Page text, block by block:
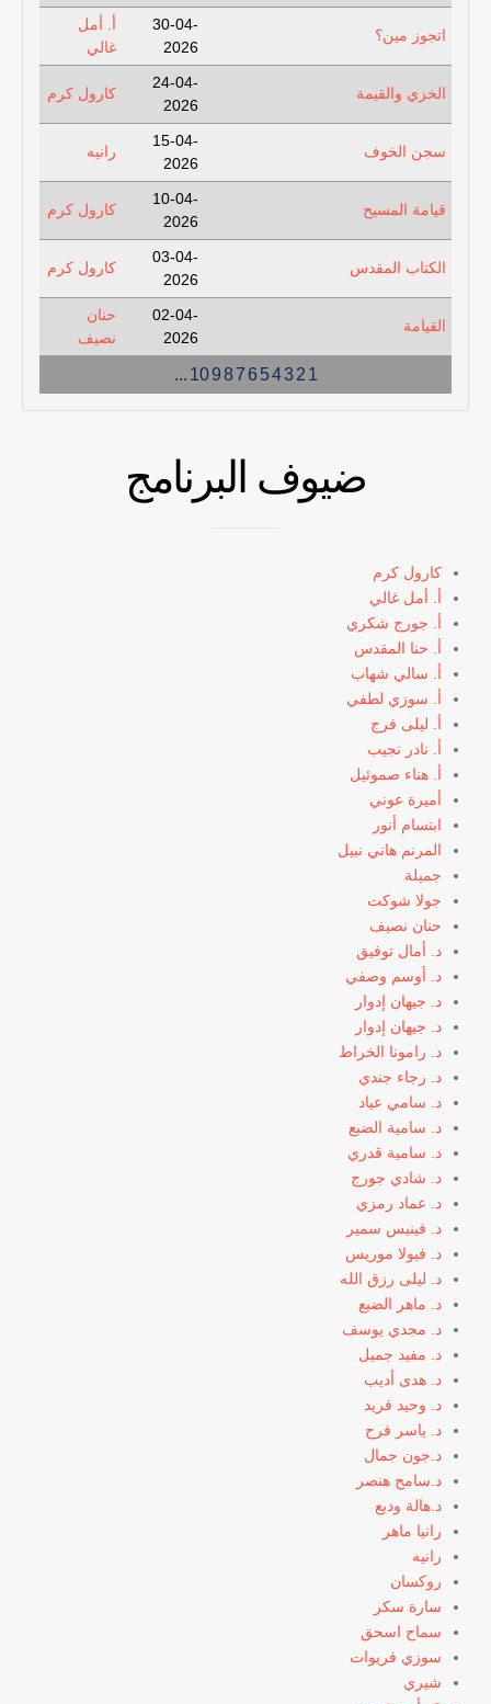
اتجوز مين؟
30-04-
2026
أ. أمل
غالي
الخزي والقيمة
24-04-
2026
كارول كرم
سجن الخوف
15-04-
2026
رانيه
قيامة المسيح
10-04-
2026
كارول كرم
الكتاب المقدس
03-04-
2026
كارول كرم
القيامة
02-04-
2026
حنان
نصيف
1
2
3
4
5
6
7
8
9
10
...
ضيوف البرنامج
كارول كرم
أ. أمل غالي
أ. جورج شكري
أ. حنا المقدس
أ. سالي شهاب
أ. سوزي لطفي
أ. ليلى فرج
أ. نادر نجيب
أ. هناء صموئيل
أميرة عوني
ابتسام أنور
المرنم هاني نبيل
جميلة
جولا شوكت
حنان نصيف
د. أمال توفيق
د. أوسم وصفي
د. جيهان إدوار
د. جيهان إدوار
د. رامونا الخراط
د. رجاء جندي
د. سامي عياد
د. سامية الضبع
د. سامية قدري
د. شادي جورج
د. عماد رمزي
د. فينيس سمير
د. فيولا موريس
د. ليلى رزق الله
د. ماهر الضبع
د. مجدي يوسف
د. مفيد جميل
د. هدى أديب
د. وحيد فريد
د. ياسر فرح
د.جون جمال
د.سامح هنصر
د.هالة وديع
رانيا ماهر
رانيه
روكسان
سارة سكر
سماح اسحق
سوزي فريوات
شيري